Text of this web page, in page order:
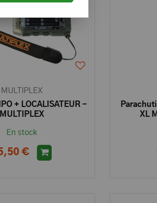
MULTIPLEX
+ LOCALISATEUR -
MULTIPLEX
En stock
€
XL